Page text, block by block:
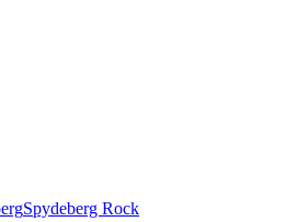
Spydeberg Rock